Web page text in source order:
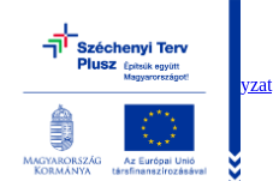
Kezdőoldal
Önkormányzat
Polgármesteri Hivatal
Roma Nemzetiségi Önkormányzat
Elektronikus ügyintézés
Közérdekű információk
Egészségügy
Oktatás